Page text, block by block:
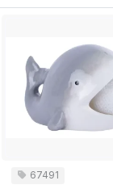
67491